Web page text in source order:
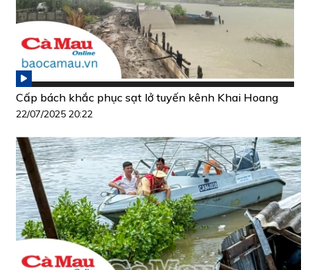
Cấp bách khắc phục sạt lở tuyến kênh Khai Hoang
22/07/2025 20:22